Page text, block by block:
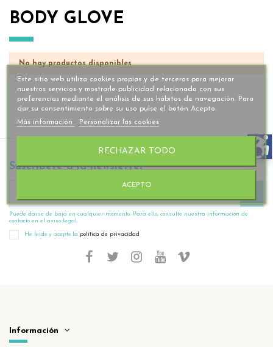
BODY GLOVE
No hay productos disponibles
Suscríbete a la newsletter
Puede darse de baja en cualquier momento. Para ello, consulte nuestra información de
contacto en el aviso legal.
He leído y acepto la política de privacidad
Información
Este sitio web utiliza cookies propias y de terceros para mejorar
nuestros servicios y mostrarle publicidad relacionada con sus
preferencias mediante el análisis de sus hábitos de navegación. Para
dar su consentimiento sobre su uso pulse el botón Acepto.
Más información
Personalizar las cookies
RECHAZAR TODO
ACEPTO